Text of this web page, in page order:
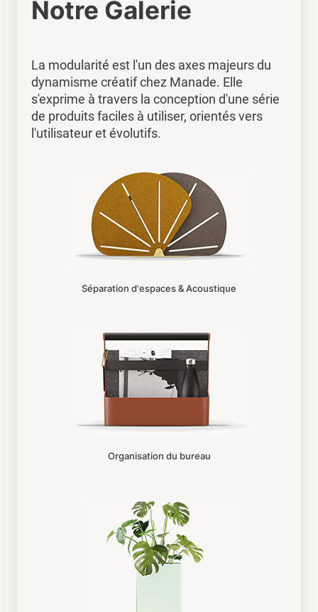
Notre Galerie
La modularité est l'un des axes majeurs du
dynamisme créatif chez Manade. Elle
s'exprime à travers la conception d'une série
de produits faciles à utiliser, orientés vers
l'utilisateur et évolutifs.
Séparation d'espaces & Acoustique
Organisation du bureau